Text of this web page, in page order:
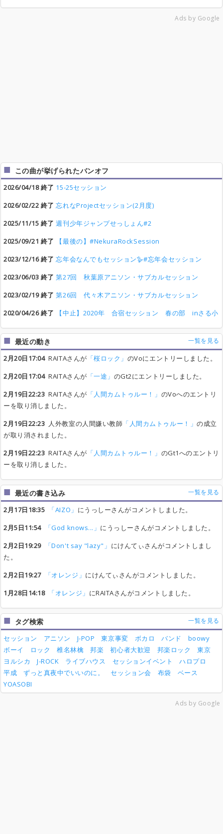
Ads by Google
この曲が挙げられたバンオフ
2026/04/18 終了 15-25セッション
2026/02/22 終了 忘れなProjectセッション(2月度)
2025/11/15 終了 週刊少年ジャンプせっしょん#2
2025/09/21 終了
【最後の】#NekuraRockSession
2023/12/16 終了 忘年会なんでもセッション🪿#忘年会セッション
2023/06/03 終了 第27回 秋葉原アニソン・サブカルセッション
2023/02/19 終了 第26回 代々木アニソン・サブカルセッション
2020/04/26 終了
【中止】2020年 合宿セッション 春の部 inさる小
最近の動き 一覧を見る
2月20日17:04RAITAさんが 「桜ロック」 のVoにエントリーしました。
2月20日17:04RAITAさんが 「一途」 のGt2にエントリーしました。
2月19日22:23 RAITAさんが 「人間カムトゥルー！」 のVoへのエントリ
ーを取り消しました。
2月19日22:23 人外教室の人間嫌い教師 「人間カムトゥルー！」の成立
が取り消されました。
2月19日22:23 RAITAさんが 「人間カムトゥルー！」 のGt1へのエントリ
ーを取り消しました。
最近の書き込み 一覧を見る
2月17日18:35 「AIZO」 にうっしーさんがコメントしました。
2月5日11:54
「God knows...」 にうっしーさんがコメントしました。
2月2日19:29
「Don't say "lazy"」 にけんてぃさんがコメントしまし
た。
2月2日19:27
「オレンジ」 にけんてぃさんがコメントしました。
1月28日14:18
「オレンジ」 にRAITAさんがコメントしました。
タグ検索 一覧を見る
セッション アニソン J-POP 東京事変 ボカロ バンド
boowy
ボーイ
ロック 椎名林檎 邦楽 初心者大歓迎 邦楽ロック
東京
ヨルシカ
J-ROCK ライブハウス セッションイベント
ハロプロ
平成
ずっと真夜中でいいのに。 セッション会 布袋
ベース
YOASOBI
Ads by Google